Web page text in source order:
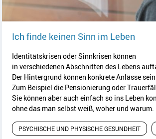
Ich finde keinen Sinn im Leben
Identitätskrisen oder Sinnkrisen können
in verschiedenen Abschnitten des Lebens
Der Hintergrund können konkrete Anlässe
Zum Beispiel die Pensionierung oder
Sie können aber auch einfach so ins Leben
ohne das man selbst weiß, woher und warum.
PSYCHISCHE UND PHYSISCHE GESUNDHEIT